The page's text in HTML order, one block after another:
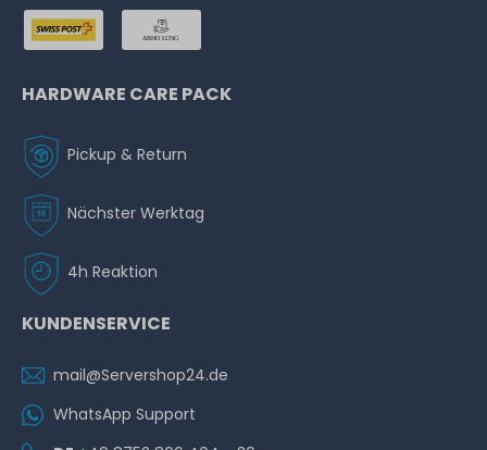
HARDWARE CARE PACK
Pickup & Return
Nächster Werktag
4h Reaktion
KUNDENSERVICE
mail@Servershop24.de
WhatsApp Support